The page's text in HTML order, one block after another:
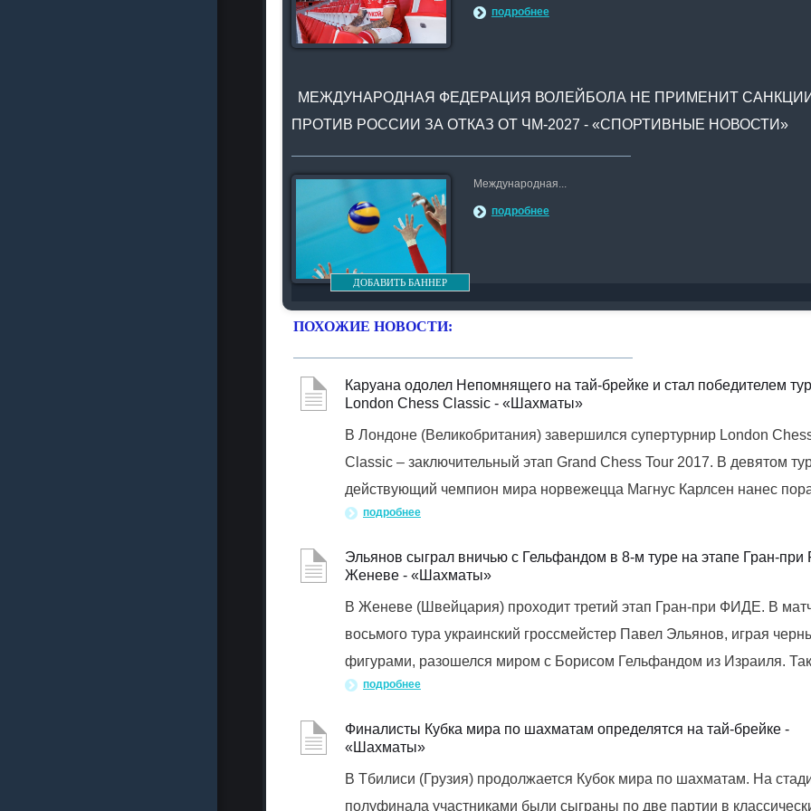
подробнее
МЕЖДУНАРОДНАЯ ФЕДЕРАЦИЯ ВОЛЕЙБОЛА НЕ ПРИМЕНИТ САНКЦИИ
ПРОТИВ РОССИИ ЗА ОТКАЗ ОТ ЧМ-2027 - «СПОРТИВНЫЕ НОВОСТИ»
Международная...
подробнее
ДОБАВИТЬ БАННЕР
ПОХОЖИЕ НОВОСТИ:
Каруана одолел Непомнящего на тай-брейке и стал победителем
London Chess Classic - «Шахматы»
В Лондоне (Великобритания) завершился супертурнир London
Classic – заключительный этап Grand Chess Tour 2017. В девятом
действующий чемпион мира норвежецца Магнус Карлсен нанес
подробнее
Эльянов сыграл вничью с Гельфандом в 8-м туре на этапе Гран-при
Женеве - «Шахматы»
В Женеве (Швейцария) проходит третий этап Гран-при ФИДE. В
восьмого тура украинский гроссмейcтер Павел Эльянов, играя
фигурами, разошелся миром с Борисом Гельфандом из Израиля.
подробнее
Финалисты Кубка мира по шахматам определятся на тай-брейке -
«Шахматы»
В Тбилиси (Грузия) продолжается Кубок мира по шахматам. На
полуфинала участниками были сыграны по две партии в